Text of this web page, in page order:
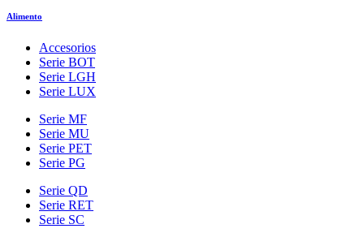
Alimento
Accesorios
Serie BOT
Serie LGH
Serie LUX
Serie MF
Serie MU
Serie PET
Serie PG
Serie QD
Serie RET
Serie SC